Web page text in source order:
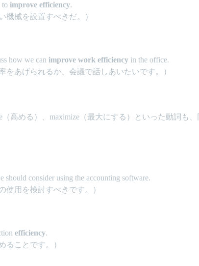
to improve efficiency.
機械を設置すべきだ。）
how we can improve work efficiency in the office.
をあげられるか、会議で話しあいたいです。）
（高める）、maximize（最大にする）といった動詞も
should consider using the accounting software.
使用を検討すべきです。）
efficiency.
ることです。）